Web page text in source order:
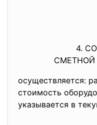
4.
осуществляется:
стоимость
указывается в